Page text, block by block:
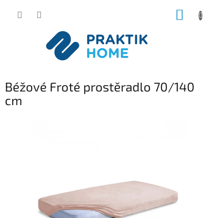
Béžové Froté prostěradlo 70/140
cm